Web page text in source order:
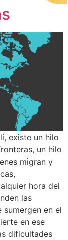
existe un hilo
un hilo
migran y
hora del
las
en el
en ese
dificultades